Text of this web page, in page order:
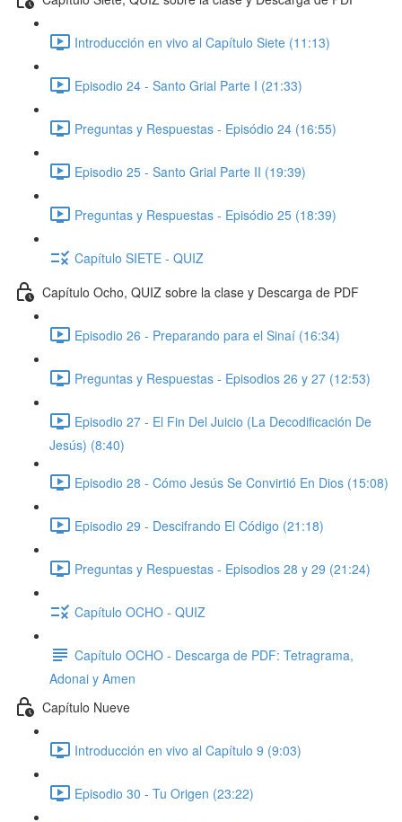
Introducción en vivo al Capítulo Siete (11:13)
Episodio 24 - Santo Grial Parte I (21:33)
Preguntas y Respuestas - Episódio 24 (16:55)
Episodio 25 - Santo Grial Parte II (19:39)
Preguntas y Respuestas - Episódio 25 (18:39)
Capítulo SIETE - QUIZ
Capítulo Ocho, QUIZ sobre la clase y Descarga de PDF
Episodio 26 - Preparando para el Sinaí (16:34)
Preguntas y Respuestas - Episodios 26 y 27 (12:53)
Episodio 27 - El Fin Del Juicio (La Decodificación De
Jesús) (8:40)
Episodio 28 - Cómo Jesús Se Convirtió En Dios (15:08)
Episodio 29 - Descifrando El Código (21:18)
Preguntas y Respuestas - Episodios 28 y 29 (21:24)
Capítulo OCHO - QUIZ
Capítulo OCHO - Descarga de PDF: Tetragrama,
Adonai y Amen
Capítulo Nueve
Introducción en vivo al Capítulo 9 (9:03)
Episodio 30 - Tu Origen (23:22)